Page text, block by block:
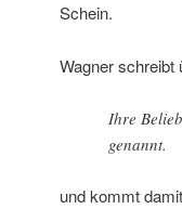
Schein.
Wagner schreibt
Ihre
genannt.
und kommt